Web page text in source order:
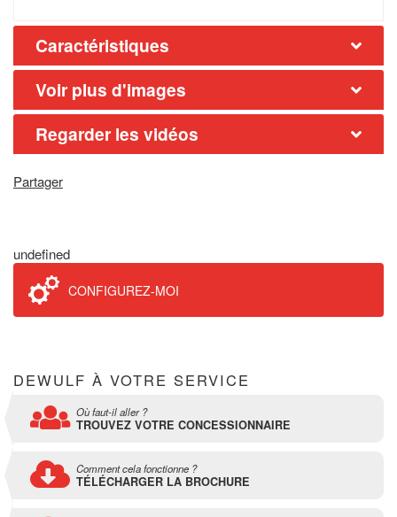
Caractéristiques
Voir plus d'images
Regarder les vidéos
Partager
undefined
CONFIGUREZ-MOI
DEWULF À VOTRE SERVICE
Où faut-il aller ?
TROUVEZ VOTRE CONCESSIONNAIRE
Comment cela fonctionne ?
TÉLÉCHARGER LA BROCHURE